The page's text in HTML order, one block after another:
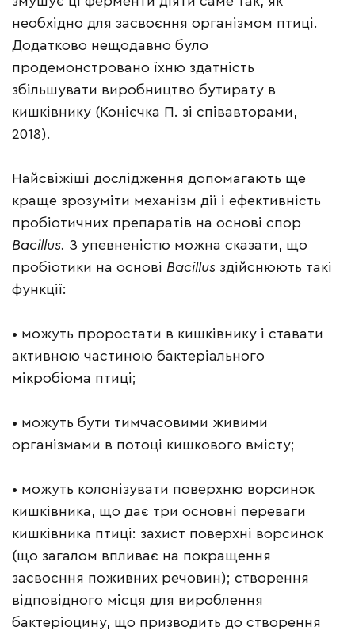
необхідно для засвоєння організмом птиці.
Додатково нещодавно було
продемонстровано їхню здатність
збільшувати виробництво бутирату в
кишківнику (Конієчка П. зі співавторами,
2018).
Найсвіжіші дослідження допомагають ще
краще зрозуміти механізм дії і ефективність
пробіотичних препаратів на основі спор
Bacillus. З упевненістю можна сказати, що
пробіотики на основі Bacillus здійснюють такі
функції:
• можуть проростати в кишківнику і ставати
активною частиною бактеріального
мікробіома птиці;
• можуть бути тимчасовими живими
організмами в потоці кишкового вмісту;
• можуть колонізувати поверхню ворсинок
кишківника, що дає три основні переваги
кишківника птиці: захист поверхні ворсинок
(що загалом впливає на покращення
засвоєння поживних речовин); створення
відповідного місця для вироблення
бактеріоцину, що призводить до створення